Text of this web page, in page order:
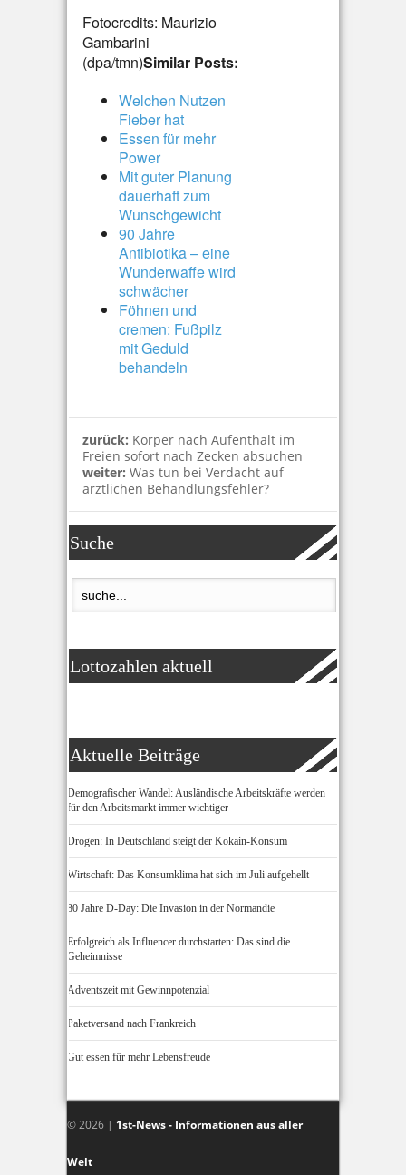
Fotocredits: Maurizio
Gambarini
(dpa/tmn)Similar Posts:
Welchen Nutzen
Fieber hat
Essen für mehr
Power
Mit guter Planung
dauerhaft zum
Wunschgewicht
90 Jahre
Antibiotika – eine
Wunderwaffe wird
schwächer
Föhnen und
cremen: Fußpilz
mit Geduld
behandeln
zurück: Körper nach Aufenthalt im
Freien sofort nach Zecken absuchen
weiter: Was tun bei Verdacht auf
ärztlichen Behandlungsfehler?
Suche
Lottozahlen aktuell
Aktuelle Beiträge
Demografischer Wandel: Ausländische Arbeitskräfte werden
für den Arbeitsmarkt immer wichtiger
Drogen: In Deutschland steigt der Kokain-Konsum
Wirtschaft: Das Konsumklima hat sich im Juli aufgehellt
80 Jahre D-Day: Die Invasion in der Normandie
Erfolgreich als Influencer durchstarten: Das sind die
Geheimnisse
Adventszeit mit Gewinnpotenzial
Paketversand nach Frankreich
Gut essen für mehr Lebensfreude
© 2026 | 1st-News - Informationen aus aller
Welt